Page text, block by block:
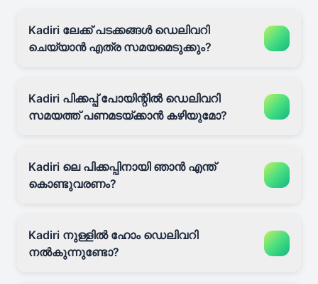
Kadiri ലേക്ക് പടക്കങ്ങൾ ഡെലിവറി
ചെയ്യാൻ എത്ര സമയമെടുക്കും?
Kadiri പിക്കപ്പ് പോയിന്റിൽ ഡെലിവറി
സമയത്ത് പണമടയ്ക്കാൻ കഴിയുമോ?
Kadiri ലെ പിക്കപ്പിനായി ഞാൻ എന്ത്
കൊണ്ടുവരണം?
Kadiri നുള്ളിൽ ഹോം ഡെലിവറി
നൽകുന്നുണ്ടോ?